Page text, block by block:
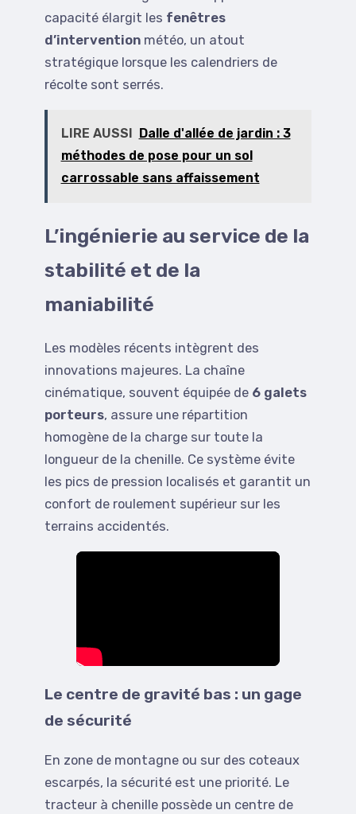
capacité élargit les fenêtres
d’intervention météo, un atout
stratégique lorsque les calendriers de
récolte sont serrés.
LIRE AUSSI Dalle d'allée de jardin : 3
méthodes de pose pour un sol
carrossable sans affaissement
L’ingénierie au service de la
stabilité et de la
maniabilité
Les modèles récents intègrent des
innovations majeures. La chaîne
cinématique, souvent équipée de 6 galets
porteurs, assure une répartition
homogène de la charge sur toute la
longueur de la chenille. Ce système évite
les pics de pression localisés et garantit un
confort de roulement supérieur sur les
terrains accidentés.
Le centre de gravité bas : un gage
de sécurité
En zone de montagne ou sur des coteaux
escarpés, la sécurité est une priorité. Le
tracteur à chenille possède un centre de